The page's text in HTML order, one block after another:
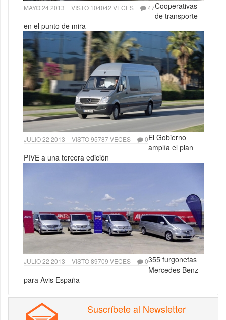
MAYO 24 2013 VISTO 104042 VECES 47Cooperativas
de transporte
en el punto de mira
JULIO 22 2013 VISTO 95787 VECES 0El Gobierno
amplía el plan
PIVE a una tercera edición
JULIO 22 2013 VISTO 89709 VECES 0355 furgonetas
Mercedes Benz
para Avis España
Suscríbete al Newsletter